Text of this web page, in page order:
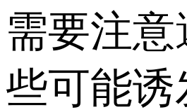
需要注意
些可能诱